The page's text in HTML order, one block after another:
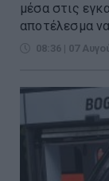
μέσα στις
αποτέλεσμα
08:36 | 07